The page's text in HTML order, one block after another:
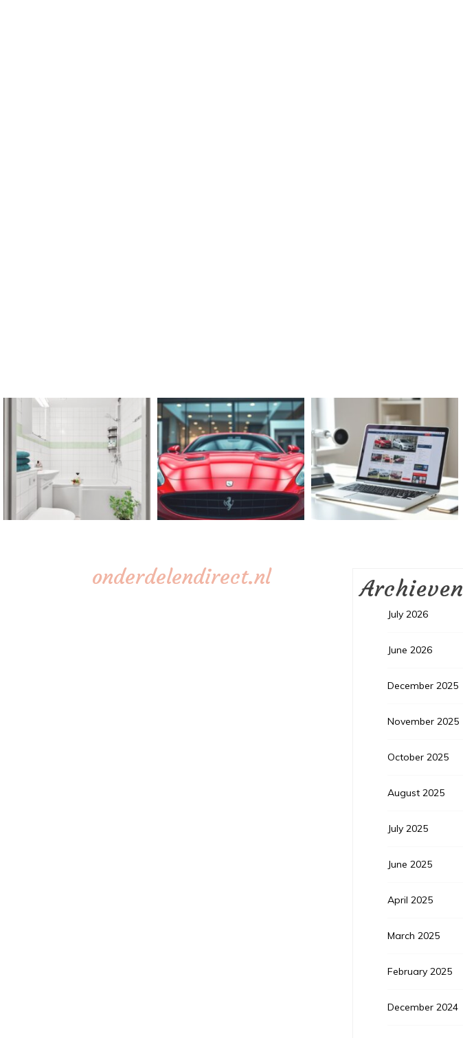
onderdelendirect.nl Archieven
July 2026
June 2026
December 2025
November 2025
October 2025
August 2025
July 2025
June 2025
April 2025
March 2025
February 2025
December 2024